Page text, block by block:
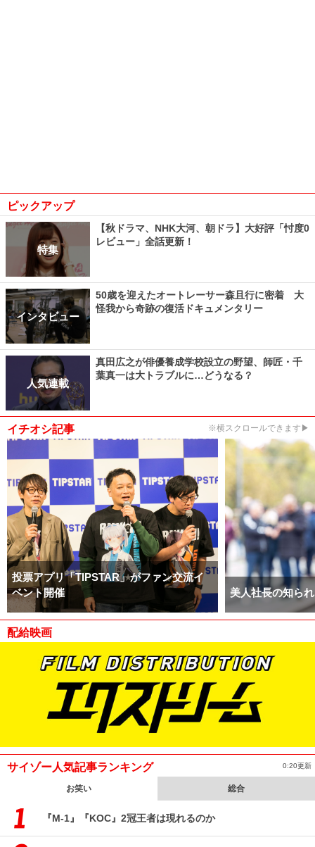
ピックアップ
特集
【秋ドラマ、NHK大河、朝ドラ】大好評「忖度0
レビュー」全話更新！
インタビュー
50歳を迎えたオートレーサー森且行に密着 大
怪我から奇跡の復活ドキュメンタリー
人気連載
真田広之が俳優養成学校設立の野望、師匠・千
葉真一は大トラブルに…どうなる？
イチオシ記事 ※横スクロールできます▶
投票アプリ「TIPSTAR」がファン交流イ
ベント開催
美人社長の知ら
配給映画
サイゾー人気記事ランキング 0:20更新
お笑い 総合
『M-1』『KOC』2冠王者は現れるのか